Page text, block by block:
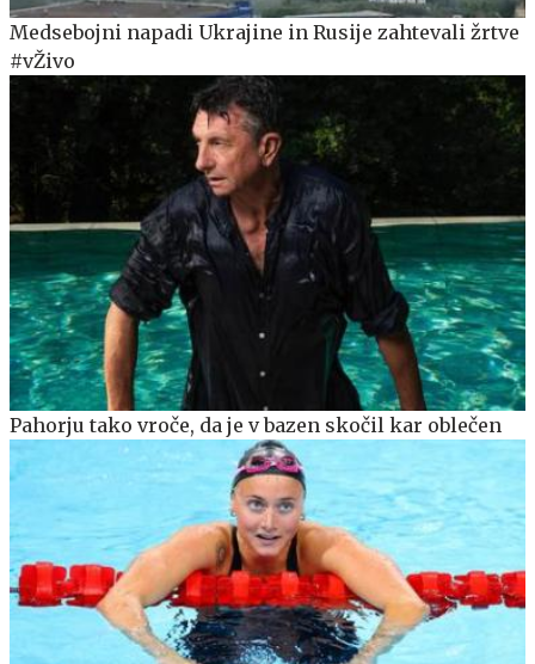
Medsebojni napadi Ukrajine in Rusije zahtevali žrtve
#vŽivo
Pahorju tako vroče, da je v bazen skočil kar oblečen